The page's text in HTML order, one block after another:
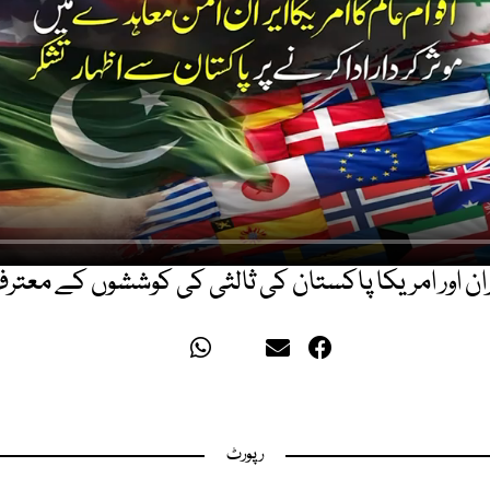
اور امریکا پاکستان کی ثالثی کی کوششوں کے
رپورٹ